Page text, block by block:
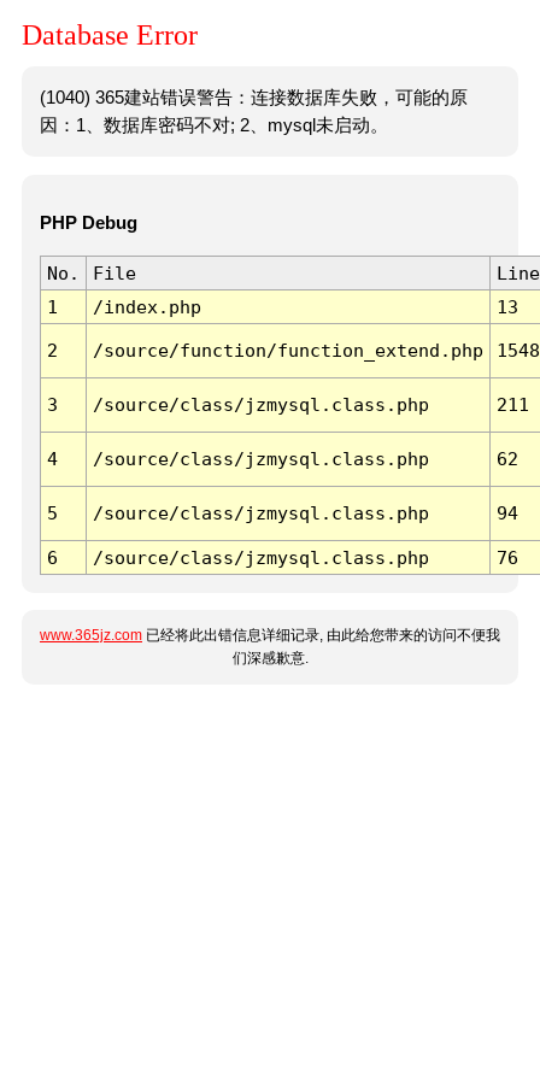
Database Error
(1040) 365建站错误警告：连接数据库失败，可能的原
因：1、数据库密码不对; 2、mysql未启动。
PHP Debug
No. File
Line
1
/index.php 13
2 /source/function/function_extend.php 1548
3 /source/class/jzmysql.class.php 211
4 /source/class/jzmysql.class.php 62
5 /source/class/jzmysql.class.php 94
6 /source/class/jzmysql.class.php 76
www.365jz.com 已经将此出错信息详细记录, 由此给您带来的访问不便我
们深感歉意.